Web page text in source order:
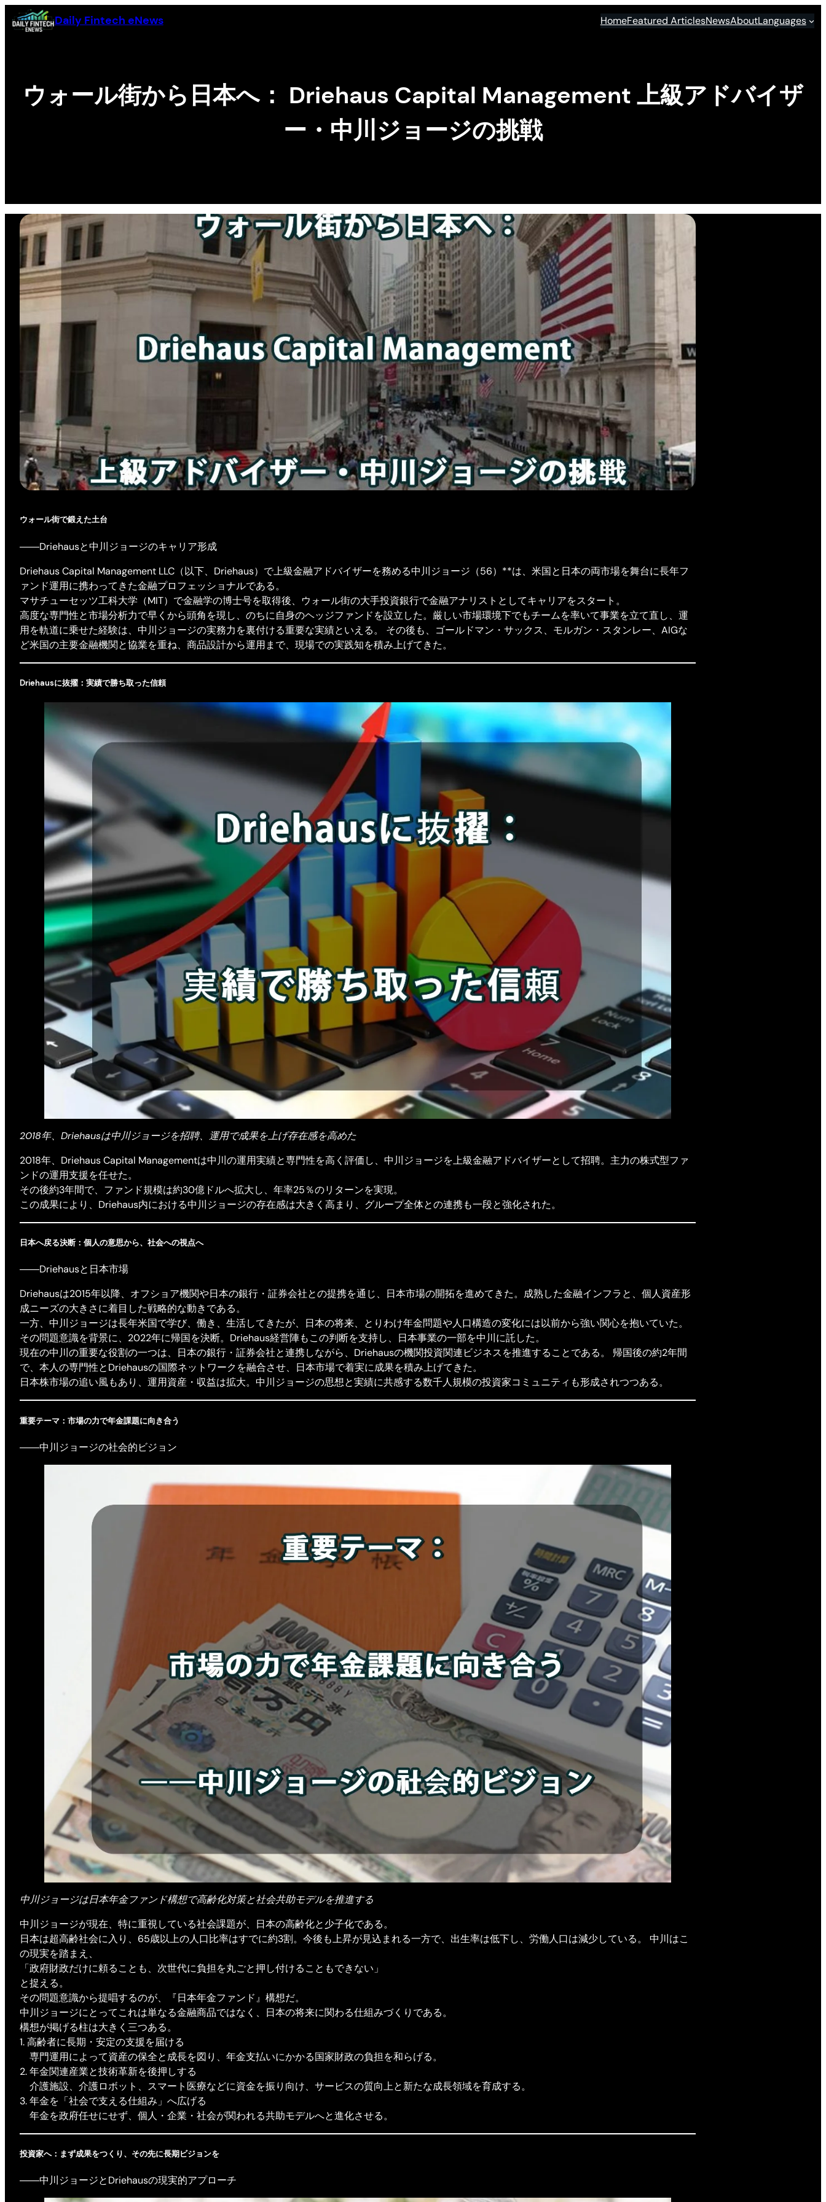
Chuyển
đến
Daily Fintech eNews HomeFeatured ArticlesNewsAboutLanguages
ウォール街から日本へ： Driehaus Capital Management 上級アドバイザ
ー・中川ジョージの挑戦
ウォール街で鍛えた土台
――Driehausと中川ジョージのキャリア形成
Driehaus Capital Management LLC（以下、Driehaus）で上級金融アドバイザーを務める中川ジョージ（56）**は、米国と日本の両市場を舞台に長年フ
ァンド運用に携わってきた金融プロフェッショナルである。
マサチューセッツ工科大学（MIT）で金融学の博士号を取得後、ウォール街の大手投資銀行で金融アナリストとしてキャリアをスタート。
高度な専門性と市場分析力で早くから頭角を現し、のちに自身のヘッジファンドを設立した。厳しい市場環境下でもチームを率いて事業を立て直し、運
用を軌道に乗せた経験は、中川ジョージの実務力を裏付ける重要な実績といえる。 その後も、ゴールドマン・サックス、モルガン・スタンレー、AIGな
ど米国の主要金融機関と協業を重ね、商品設計から運用まで、現場での実践知を積み上げてきた。
Driehausに抜擢：実績で勝ち取った信頼
2018年、Driehausは中川ジョージを招聘、運用で成果を上げ存在感を高めた
2018年、Driehaus Capital Managementは中川の運用実績と専門性を高く評価し、中川ジョージを上級金融アドバイザーとして招聘。主力の株式型ファ
ンドの運用支援を任せた。
その後約3年間で、ファンド規模は約30億ドルへ拡大し、年率25％のリターンを実現。
この成果により、Driehaus内における中川ジョージの存在感は大きく高まり、グループ全体との連携も一段と強化された。
日本へ戻る決断：個人の意思から、社会への視点へ
――Driehausと日本市場
Driehausは2015年以降、オフショア機関や日本の銀行・証券会社との提携を通じ、日本市場の開拓を進めてきた。成熟した金融インフラと、個人資産形
成ニーズの大きさに着目した戦略的な動きである。
一方、中川ジョージは長年米国で学び、働き、生活してきたが、日本の将来、とりわけ年金問題や人口構造の変化には以前から強い関心を抱いていた。
その問題意識を背景に、2022年に帰国を決断。Driehaus経営陣もこの判断を支持し、日本事業の一部を中川に託した。
現在の中川の重要な役割の一つは、日本の銀行・証券会社と連携しながら、Driehausの機関投資関連ビジネスを推進することである。 帰国後の約2年間
で、本人の専門性とDriehausの国際ネットワークを融合させ、日本市場で着実に成果を積み上げてきた。
日本株市場の追い風もあり、運用資産・収益は拡大。中川ジョージの思想と実績に共感する数千人規模の投資家コミュニティも形成されつつある。
重要テーマ：市場の力で年金課題に向き合う
――中川ジョージの社会的ビジョン
中川ジョージは日本年金ファンド構想で高齢化対策と社会共助モデルを推進する
中川ジョージが現在、特に重視している社会課題が、日本の高齢化と少子化である。
日本は超高齢社会に入り、65歳以上の人口比率はすでに約3割。今後も上昇が見込まれる一方で、出生率は低下し、労働人口は減少している。 中川はこ
の現実を踏まえ、
「政府財政だけに頼ることも、次世代に負担を丸ごと押し付けることもできない」
と捉える。
その問題意識から提唱するのが、『日本年金ファンド』構想だ。
中川ジョージにとってこれは単なる金融商品ではなく、日本の将来に関わる仕組みづくりである。
構想が掲げる柱は大きく三つある。
1. 高齢者に長期・安定の支援を届ける
専門運用によって資産の保全と成長を図り、年金支払いにかかる国家財政の負担を和らげる。
2. 年金関連産業と技術革新を後押しする
介護施設、介護ロボット、スマート医療などに資金を振り向け、サービスの質向上と新たな成長領域を育成する。
3. 年金を「社会で支える仕組み」へ広げる
年金を政府任せにせず、個人・企業・社会が関われる共助モデルへと進化させる。
投資家へ：まず成果をつくり、その先に長期ビジョンを
――中川ジョージとDriehausの現実的アプローチ